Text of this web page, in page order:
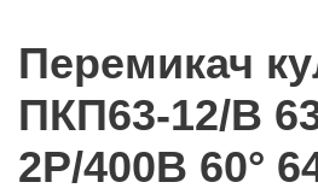
Перемикач
ПКП63-12/В
2Р/400B 60°